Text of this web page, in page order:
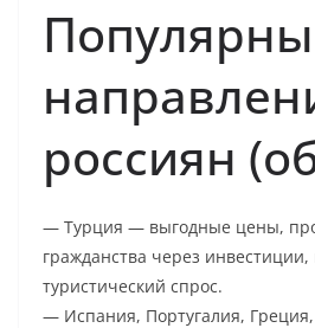
россиян
— Турция — выгодные цены,
гражданства через
туристический спрос.
— Испания, Португалия,